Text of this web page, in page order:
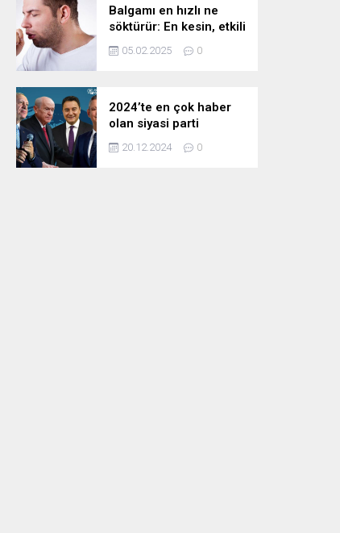
Balgamı en hızlı ne
söktürür: En kesin, etkili
ve çabuk balgam
söktürücü kür!
05.02.2025 0
2024’te en çok haber
olan siyasi parti
liderleri! Zirvedeki isim
fark attı
20.12.2024 0